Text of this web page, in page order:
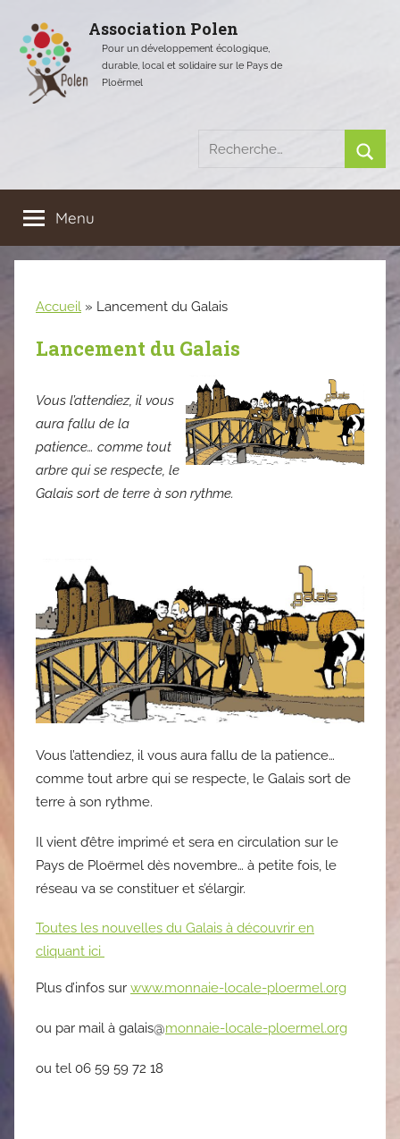
contenu
Association Polen
Pour un développement écologique,
durable, local et solidaire sur le Pays de
Ploërmel
Recherche
:
Menu
Accueil » Lancement du Galais
Lancement du Galais
Vous l’attendiez, il vous
aura fallu de la
patience… comme tout
arbre qui se respecte, le
Galais sort de terre à son rythme.
Vous l’attendiez, il vous aura fallu de la patience…
comme tout arbre qui se respecte, le Galais sort de
terre à son rythme.
Il vient d’être imprimé et sera en circulation sur le
Pays de Ploërmel dès novembre… à petite fois, le
réseau va se constituer et s’élargir.
Toutes les nouvelles du Galais à découvrir en
cliquant ici
Plus d’infos sur www.monnaie-locale-ploermel.org
ou par mail à galais@monnaie-locale-ploermel.org
ou tel 06 59 59 72 18